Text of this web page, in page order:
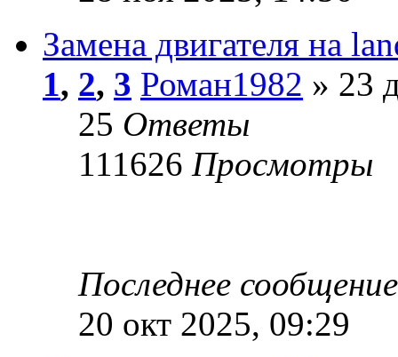
Замена двигателя на
1, 2, 3 Роман1982 » 23
25 Ответы
111626 Просмотры
Последнее
20 окт 2025, 09:29